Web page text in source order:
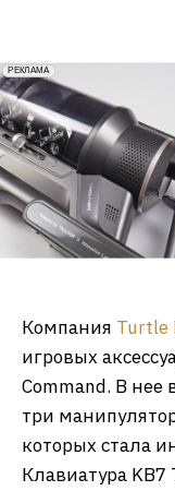
erid: 2VfnxxmNzs5
РЕКЛАМА
Компания Turtle
игровых
Command. В
три
которых стала
Клавиатура